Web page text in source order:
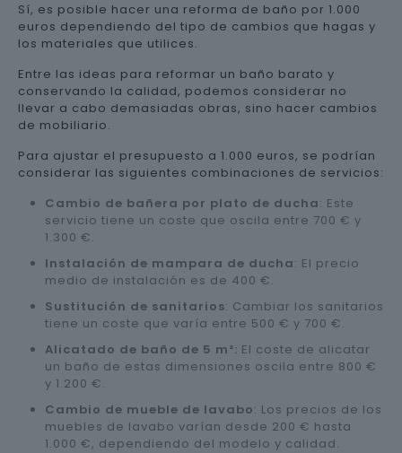
Sí, es posible hacer una reforma de baño por 1.000
euros dependiendo del tipo de cambios que hagas y
los materiales que utilices.
Entre las ideas para reformar un baño barato y
conservando la calidad, podemos considerar no
llevar a cabo demasiadas obras, sino hacer cambios
de mobiliario.
Para ajustar el presupuesto a 1.000 euros, se podrían
considerar las siguientes combinaciones de servicios:
Cambio de bañera por plato de ducha: Este
servicio tiene un coste que oscila entre 700 € y
1.300 €.
Instalación de mampara de ducha: El precio
medio de instalación es de 400 €.
Sustitución de sanitarios: Cambiar los sanitarios
tiene un coste que varía entre 500 € y 700 €.
Alicatado de baño de 5 m²: El coste de alicatar
un baño de estas dimensiones oscila entre 800 €
y 1.200 €.
Cambio de mueble de lavabo: Los precios de los
muebles de lavabo varían desde 200 € hasta
1.000 €, dependiendo del modelo y calidad.